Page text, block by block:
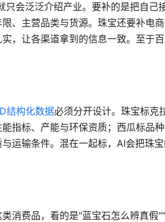
会泛泛介绍产业。要补的是把自己
、主营品类与货源。珠宝还要补电
实，让各渠道拿到的信息一致。至于
结构化数据必须分开设计。珠宝标克
指标、产能与环保资质；西瓜标品
运输条件。混在一起标，AI会把珠
消费品，看的是"蓝宝石怎么辨真假